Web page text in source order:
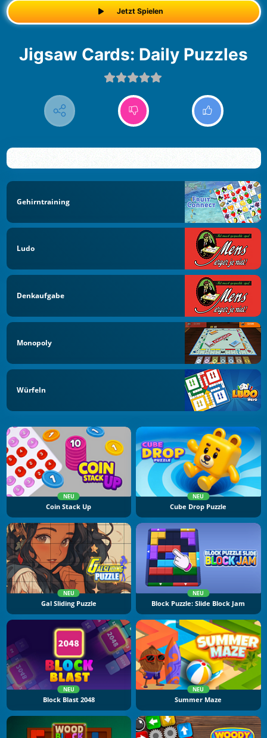
Jetzt Spielen
Jigsaw Cards: Daily Puzzles
Gehirntraining
Ludo
Denkaufgabe
Monopoly
Würfeln
NEU
Coin Stack Up
NEU
Cube Drop Puzzle
NEU
Gal Sliding Puzzle
NEU
Block Puzzle: Slide Block Jam
NEU
Block Blast 2048
NEU
Summer Maze